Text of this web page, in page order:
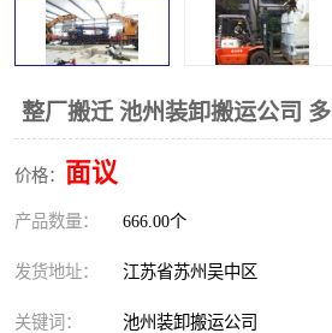
整厂搬迁 池州装卸搬运公司
价格： 面议
产品数量： 666.00个
发货地址： 江苏省苏州吴中区
关键词： 池州装卸搬运公司